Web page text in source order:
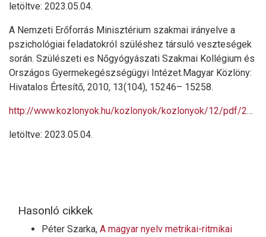
letöltve: 2023.05.04.
A Nemzeti Erőforrás Minisztérium szakmai irányelve a
pszichológiai feladatokról szüléshez társuló veszteségek
során. Szülészeti es Nőgyógyászati Szakmai Kollégium és
Országos Gyermekegészségügyi Intézet.Magyar Közlöny:
Hivatalos Értesítő, 2010, 13(104), 15246– 15258.
http://www.kozlonyok.hu/kozlonyok/kozlonyok/12/pdf/2010/104.pdf
letöltve: 2023.05.04.
Hasonló cikkek
Péter Szarka, A magyar nyelv metrikai-ritmikai